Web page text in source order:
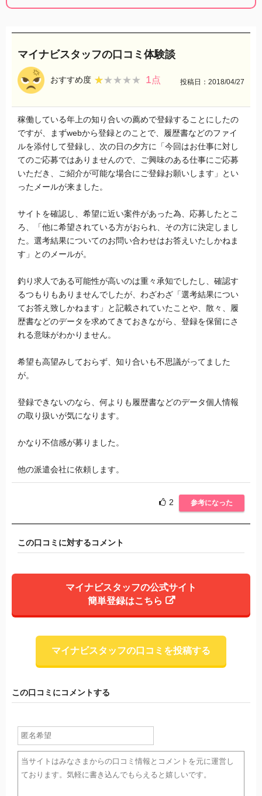
マイナビスタッフの口コミ体験談
おすすめ度 ★★★★★
★★★★★ 1点 投稿日：2018/04/27
稼働している年上の知り合いの薦めで登録することにしたの
ですが、まずwebから登録とのことで、履歴書などのファイ
ルを添付して登録し、次の日の夕方に「今回はお仕事に対し
てのご応募ではありませんので、ご興味のある仕事にご応募
いただき、ご紹介が可能な場合にご登録お願いします」とい
ったメールが来ました。
サイトを確認し、希望に近い案件があった為、応募したとこ
ろ、「他に希望されている方がおられ、その方に決定しまし
た。選考結果についてのお問い合わせはお答えいたしかねま
す」とのメールが。
釣り求人である可能性が高いのは重々承知でしたし、確認す
るつもりもありませんでしたが、わざわざ「選考結果につい
てお答え致しかねます」と記載されていたことや、散々、履
歴書などのデータを求めてきておきながら、登録を保留にさ
れる意味がわかりません。
希望も高望みしておらず、知り合いも不思議がってました
が。
登録できないのなら、何よりも履歴書などのデータ個人情報
の取り扱いが気になります。
かなり不信感が募りました。
他の派遣会社に依頼します。
2 参考になった
この口コミに対するコメント
マイナビスタッフの公式サイト
簡単登録はこちら
マイナビスタッフの口コミを投稿する
この口コミにコメントする